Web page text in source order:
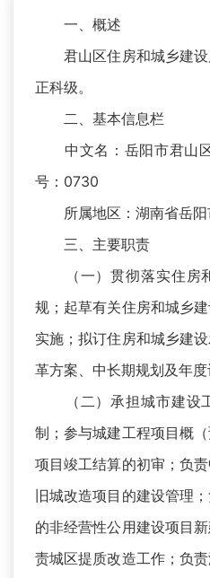
一、概述
君山区住房和城乡建设
正科级。
二、基本信息栏
中文名：岳阳市君山
号：0730
所属地区：湖南省岳
三、主要职责
（一）贯彻落实住房
规；起草有关住房和城乡
实施；拟订住房和城乡建
革方案、中长期规划及年度
（二）承担城市建设
制；参与城建工程项目概
项目竣工结算的初审；负
旧城改造项目的建设管理
的非经营性公用建设项目
责城区提质改造工作；负